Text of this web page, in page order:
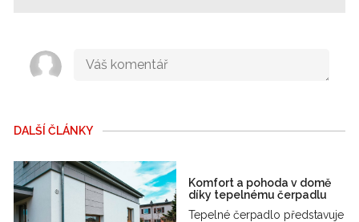
DALŠÍ ČLÁNKY
Komfort a pohoda v domě
díky tepelnému čerpadlu
Tepelné čerpadlo představuje